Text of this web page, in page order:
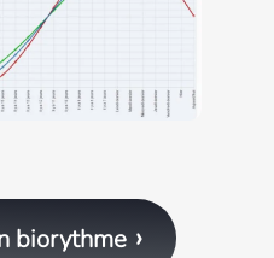
biorythme